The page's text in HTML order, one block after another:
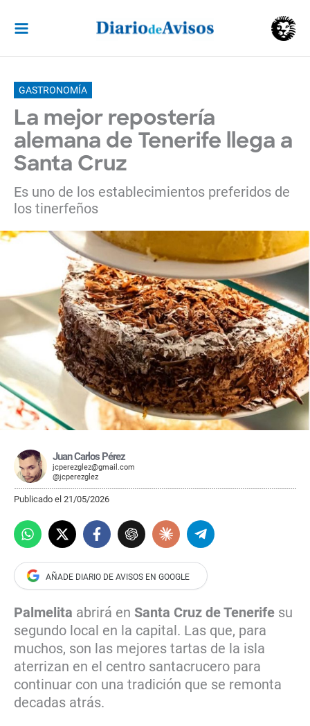
contenido
GASTRONOMÍA
La mejor repostería
alemana de Tenerife llega a
Santa Cruz
Es uno de los establecimientos preferidos de
los tinerfeños
Juan Carlos Pérez
jcperezglez@gmail.com
@jcperezglez
Publicado el 21/05/2026
Palmelita abrirá en Santa Cruz de Tenerife su
segundo local en la capital. Las que, para
muchos, son las mejores tartas de la isla
aterrizan en el centro santacrucero para
continuar con una tradición que se remonta
decadas atrás.